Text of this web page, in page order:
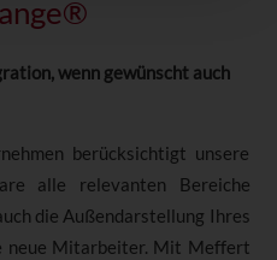
wenn gewünscht auch
berücksichtigt unsere
alle relevanten Bereiche
die Außendarstellung Ihres
neue Mitarbeiter. Mit Meffert